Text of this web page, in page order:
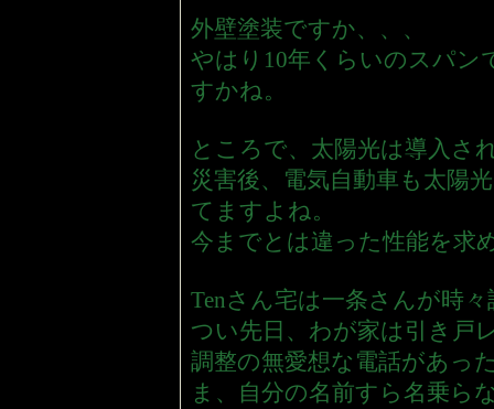
外壁塗装ですか、、、
やはり10年くらいのスパン
すかね。
ところで、太陽光は導入さ
災害後、電気自動車も太陽
てますよね。
今までとは違った性能を求
Tenさん宅は一条さんが時
つい先日、わが家は引き戸
調整の無愛想な電話があっ
ま、自分の名前すら名乗ら